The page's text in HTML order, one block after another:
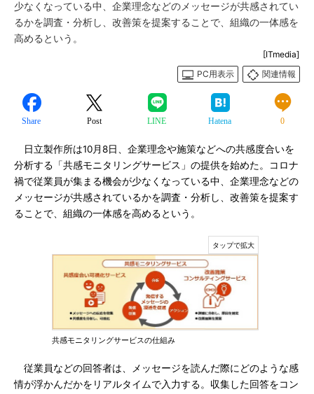
少なくなっている中、企業理念などのメッセージが共感されてい
るかを調査・分析し、改善策を提案することで、組織の一体感を
高めるという。
[ITmedia]
PC用表示
関連情報
Share Post LINE Hatena 0
日立製作所は10月8日、企業理念や施策などへの共感度合いを
分析する「共感モニタリングサービス」の提供を始めた。コロナ
禍で従業員が集まる機会が少なくなっている中、企業理念などの
メッセージが共感されているかを調査・分析し、改善策を提案す
ることで、組織の一体感を高めるという。
共感モニタリングサービスの仕組み
従業員などの回答者は、メッセージを読んだ際にどのような感
情が浮かんだかをリアルタイムで入力する。収集した回答をコン